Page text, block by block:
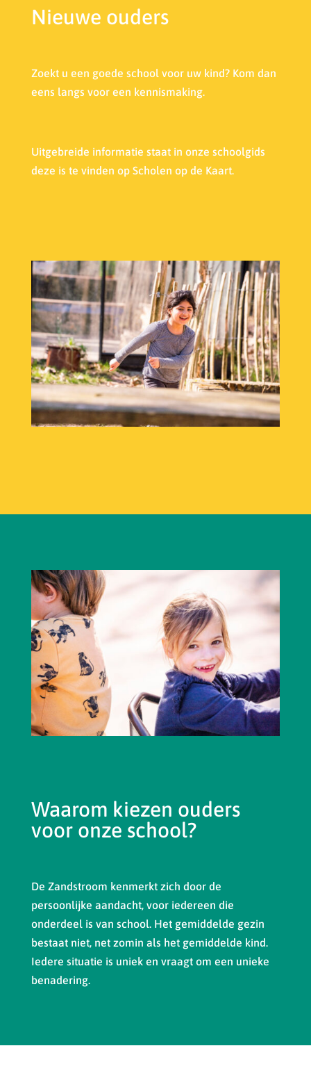
Nieuwe ouders
Zoekt u een goede school voor uw kind? Kom dan
eens langs voor een kennismaking.
Uitgebreide informatie staat in onze schoolgids
deze is te vinden op Scholen op de Kaart.
Waarom kiezen ouders
voor onze school?
De Zandstroom kenmerkt zich door de
persoonlijke aandacht, voor iedereen die
onderdeel is van school. Het gemiddelde gezin
bestaat niet, net zomin als het gemiddelde kind.
Iedere situatie is uniek en vraagt om een unieke
benadering.